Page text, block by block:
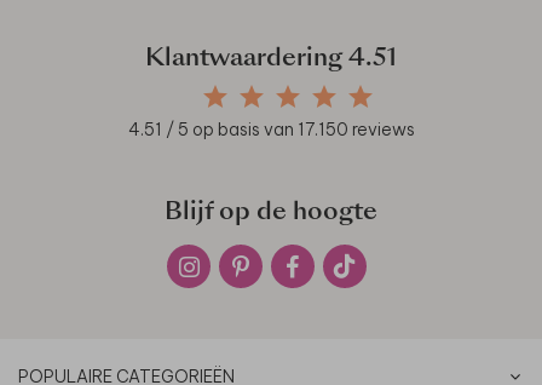
Klantwaardering 4.51
4.51 / 5 op basis van 17.150 reviews
Blijf op de hoogte
POPULAIRE CATEGORIEËN